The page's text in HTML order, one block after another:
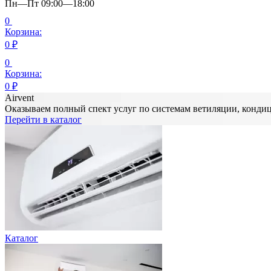
Пн—Пт 09:00—18:00
0
Корзина:
0 ₽
0
Корзина:
0 ₽
Airvent
Оказываем полный спект услуг по системам ветиляции,
Перейти в каталог
Каталог